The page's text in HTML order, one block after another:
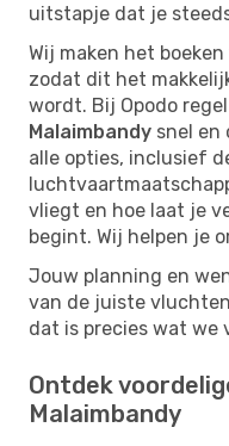
uitstapje dat je
Wij maken het
zodat dit het
wordt. Bij Opodo
Malaimbandy snel en
alle opties, inclusief
vliegt en hoe laat je
begint. Wij helpen je
Jouw planning en
van de juiste
dat is precies wat we
Ontdek
Malaimbandy